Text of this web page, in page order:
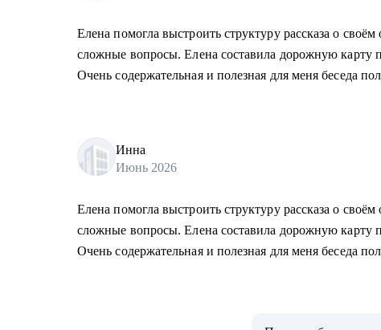
Елена помогла выстроить структуру рассказа о
сложные вопросы. Елена составила дорожную карту
Очень содержательная и полезная для меня беседа
Инна
Июнь 2026
Елена помогла выстроить структуру рассказа о
сложные вопросы. Елена составила дорожную карту
Очень содержательная и полезная для меня беседа